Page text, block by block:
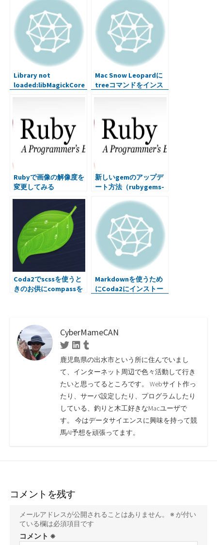
o
k
r
a e
Library not
loaded:libMagickCore
Mac Snow Leopardに
treeコマンドをインス
Rubyで画像の解像度を
変更してみる
新しいgemのアップデ
ート方法（rubygems-
Coda2でscssを使うと
きのお供にcompassを
Markdownを使うため
にCoda2にインストー
CyberMameCAN
TwitterLinkedin
鹿児島県の出水市という所に住んでいまし
て、インターネット周辺で色々活動して行き
たいと思ってるところです。 Webサイト作っ
たり、サーバ設定したり、プログラムしたり
している、釣りと木工好きなMacユーザで
す。 今はデータサイエンスに興味を持って競
馬AI予想を頑張ってます。
コメントを残す
メールアドレスが公開されることはありません。 ※ が付い
ている欄は必須項目です
コメント ※